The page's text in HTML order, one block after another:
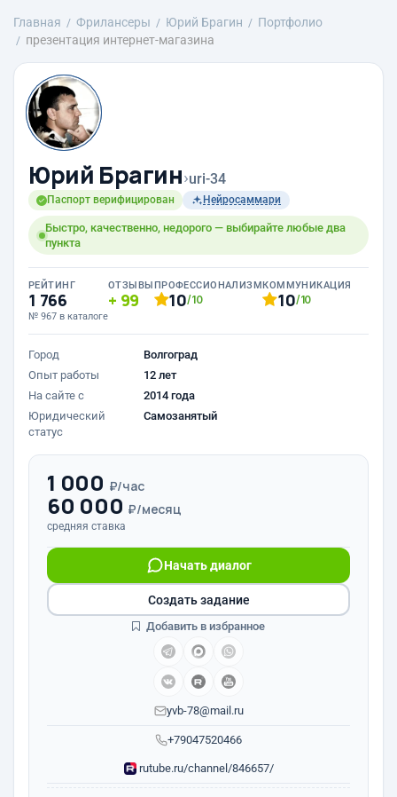
Главная Фрилансеры Юрий Брагин
Портфолио
презентация интернет-магазина
Юрий Брагин›uri-34
Паспорт верифицирован Нейросаммари
Быстро, качественно, недорого — выбирайте любые два
пункта
РЕЙТИНГ
1 766
№ 967 в каталоге
ОТЗЫВЫ
99
ПРОФЕССИОНАЛИЗМ
10/10
КОММУНИКАЦИЯ
10/10
Город
Волгоград
Опыт работы
12 лет
На сайте с
2014 года
Юридический
статус
Самозанятый
1 000 ₽/час
60 000 ₽/месяц
средняя ставка
+79047520466
Начать диалог
yvb-78@mail.ru
rutube.ru/channel/846657/
Создать задание
Добавить в избранное